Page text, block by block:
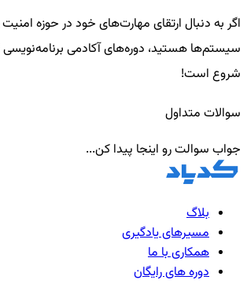
اگر به دنبال ارتقای مهارت‌های خود در حوزه
سیستم‌ها هستید، دوره‌های آکادمی برنامه‌نویسی
شروع است!
سوالات متداول
جواب سوالت رو اینجا پیدا کن...
بلاگ
مسیرهای یادگیری
همکاری با ما
دوره های رایگان